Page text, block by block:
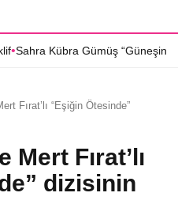
Doğduğu Yer” dizisinde•Selin
Fırat’lı “Eşiğin Ötesinde”
Fırat’lı
dizisinin